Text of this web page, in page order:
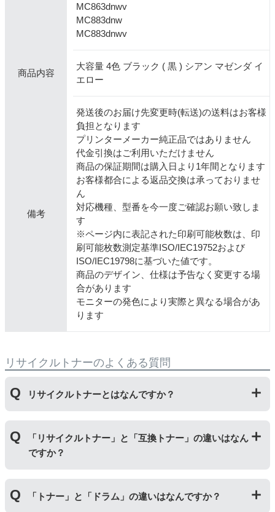
MC863dnwv
MC883dnw
MC883dnwv
商品内容
大容量 4色 ブラック ( 黒 ) シアン マゼンダ イ
エロー
備考
発送後のお届け先変更時(転送)の送料はお客様
負担となります
プリンターメーカー純正品ではありません
代金引換はご利用いただけません
商品の保証期間は購入日より1年間となります
お客様都合による返品交換は承っておりませ
ん
対応機種、型番を今一度ご確認お願い致しま
す
※ページ内に表記された印刷可能枚数は、印
刷可能枚数測定基準ISO/IEC19752および
ISO/IEC19798に基づいた値です。
商品のデザイン、仕様は予告なく変更する場
合があります
モニターの発色により実際と異なる場合があ
ります
リサイクルトナーのよくある質問
リサイクルトナーとはなんですか？
にて洗浄やトナー(粉)充填をしたうえで、再度販売して
いる商品です。
純正品に比べて、印刷代を節約することができます。
「リサイクルトナー」と「互換トナー」の違いはなん
ですか？
ッジを国内で1本づつ丁寧に製造しているため、比較的
「トナー」と「ドラム」の違いはなんですか？